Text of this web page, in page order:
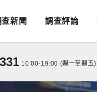
查新聞 調查評論
10:00-19:00 (週一至週五)